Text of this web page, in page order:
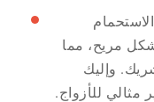
مريح، مما
وإليك
مثالي للأزواج.